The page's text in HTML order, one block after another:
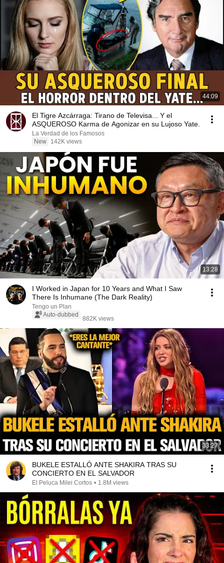
44:09
El Tigre Azcárraga: Tirano de Televisa... Y el
ASQUEROSO Karma de Agonizar en su Lujoso Yate.
La Verdad de los Famosos
New
142K views
13:28
I Worked in Japan for 10 Years and What I Saw
There Is Inhumane (The Dark Reality)
Tengo un Plan
Auto-dubbed
882K views
33:27
BUKELE ESTALLÓ ANTE SHAKIRA TRAS SU
CONCIERTO EN EL SALVADOR
El Peluca Milei Cortos • 1.8M views